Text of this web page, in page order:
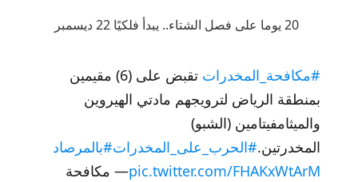
20 يوما على فصل الشتاء.. يبدأ فلكيًا 22 ديسمبر
#مكافحة_المخدرات
تقبض على (6) مقيمين
بمنطقة الرياض لترويجهم مادتي الهيروين
والميثامفيتامين (الشبو)
المخدرتين.#الحرب_على_المخدرات#بالمرصاد
pic.twitter.com/FHAKxWtArM— مكافحة